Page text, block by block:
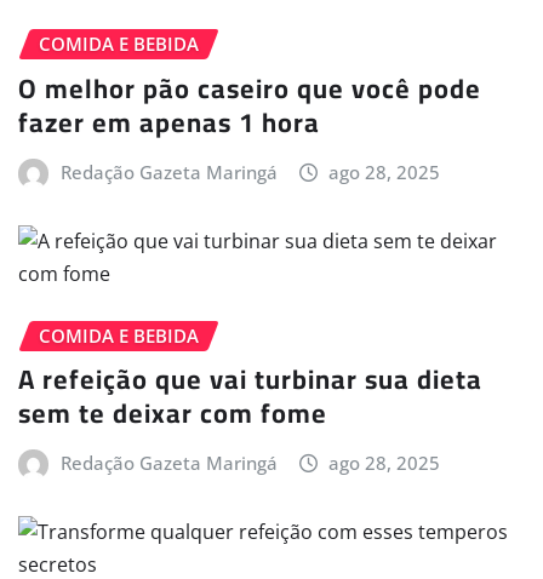
COMIDA E BEBIDA
O melhor pão caseiro que você pode
fazer em apenas 1 hora
Redação Gazeta Maringá ago 28, 2025
COMIDA E BEBIDA
A refeição que vai turbinar sua dieta
sem te deixar com fome
Redação Gazeta Maringá ago 28, 2025